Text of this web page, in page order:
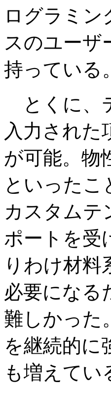
ログラミ
スのユーザ
持っている。
とくに、
入力された
が可能。物
といったこ
カスタムテ
ポートを受
りわけ材料
必要になる
難しかった
を継続的に
も増えてい